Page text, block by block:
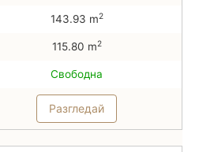
143.93 m2
115.80 m2
Свободна
Разгледай